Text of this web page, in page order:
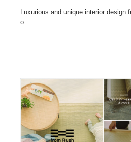
Luxurious and unique interior design
o...